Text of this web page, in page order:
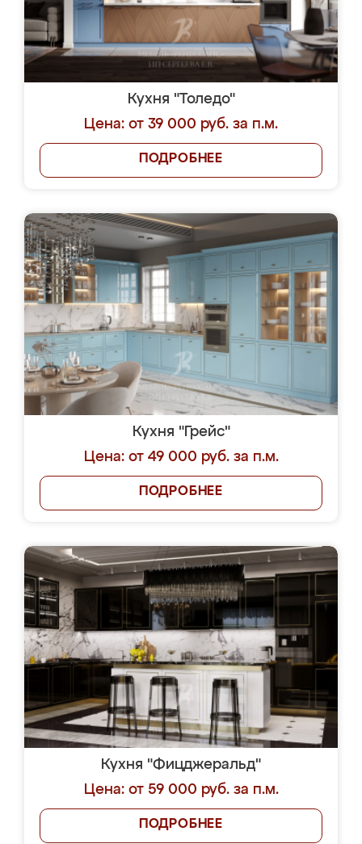
Кухня "Толедо"
Цена: от 39 000 руб. за п.м.
ПОДРОБНЕЕ
Кухня "Грейс"
Цена: от 49 000 руб. за п.м.
ПОДРОБНЕЕ
Кухня "Фицджеральд"
Цена: от 59 000 руб. за п.м.
ПОДРОБНЕЕ